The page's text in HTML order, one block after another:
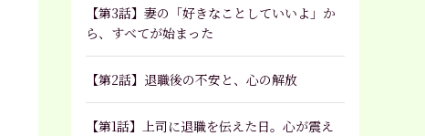
【第3話】妻の「好きなことしていいよ」か
ら、すべてが始まった
【第2話】退職後の不安と、心の解放
【第1話】上司に退職を伝えた日。心が震え